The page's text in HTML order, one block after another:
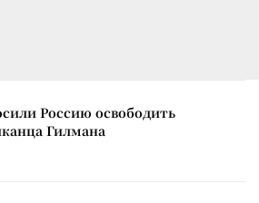
Россию освободить
Гилмана